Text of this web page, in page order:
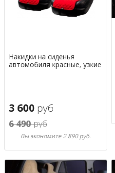
Накидки на сиденья
автомобиля красные, узкие
3 600 руб
6 490руб
Вы экономите 2 890 руб.